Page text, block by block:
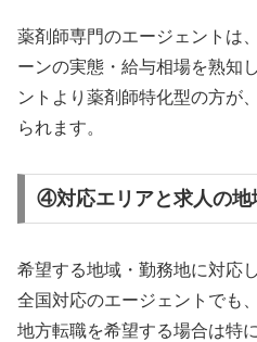
薬剤師専門のエージェントは
ーンの実態・給与相場を熟知
ントより薬剤師特化型の方が
られます。
④対応エリアと求人の地
希望する地域・勤務地に対応
全国対応のエージェントでも
地方転職を希望する場合は特